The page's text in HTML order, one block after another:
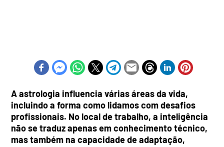
A astrologia influencia várias áreas da vida,
incluindo a forma como lidamos com desafios
profissionais. No local de trabalho, a inteligência
não se traduz apenas em conhecimento técnico,
mas também na capacidade de adaptação,